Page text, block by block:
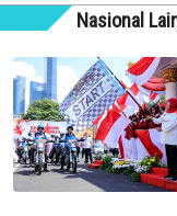
Nasional